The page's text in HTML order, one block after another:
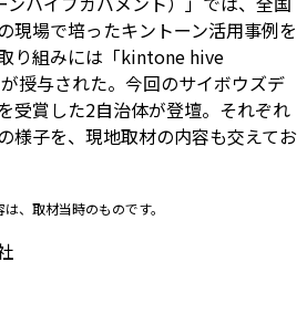
現場で培ったキントーン活用事例を
り組みには「kintone hive
授与された。今回のサイボウズデ
受賞した2自治体が登壇。それぞれ
様子を、現地取材の内容も交えてお
、取材当時のものです。